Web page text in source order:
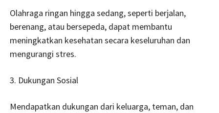
Olahraga ringan hingga sedang, seperti berjalan,
berenang, atau bersepeda, dapat membantu
meningkatkan kesehatan secara keseluruhan dan
mengurangi stres.
3. Dukungan Sosial
Mendapatkan dukungan dari keluarga, teman, dan